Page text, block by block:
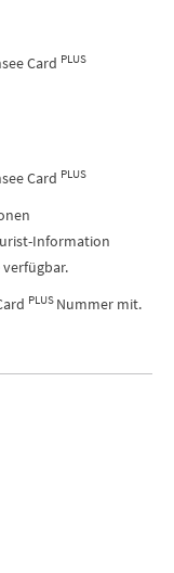
Card PLUS
Card PLUS
Information
PLUS Nummer mit.